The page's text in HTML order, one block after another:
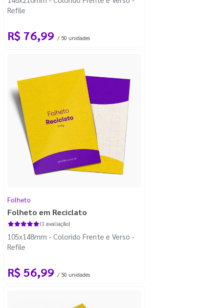
Refile
R$ 76,99 / 50 unidades
Folheto
Folheto em Reciclato
(1 avaliação)
105x148mm - Colorido Frente e Verso -
Refile
R$ 56,99 / 50 unidades